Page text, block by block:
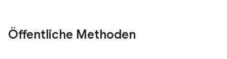
Öffentliche Methoden